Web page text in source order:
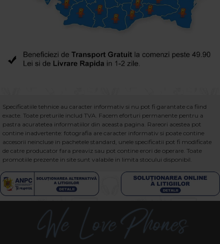
Specificatiile tehnice au caracter informativ si nu pot fi garantate ca fiind
exacte. Toate preturile includ TVA. Facem eforturi permanente pentru a
pastra acuratetea informatiilor din aceasta pagina. Rareori acestea pot
contine inadvertente: fotografia are caracter informativ si poate contine
accesorii neincluse in pachetele standard, unele specificatii pot fi modificate
de catre producator fara preaviz sau pot contine erori de operare. Toate
promotiile prezente in site sunt valabile in limita stocului disponibil.